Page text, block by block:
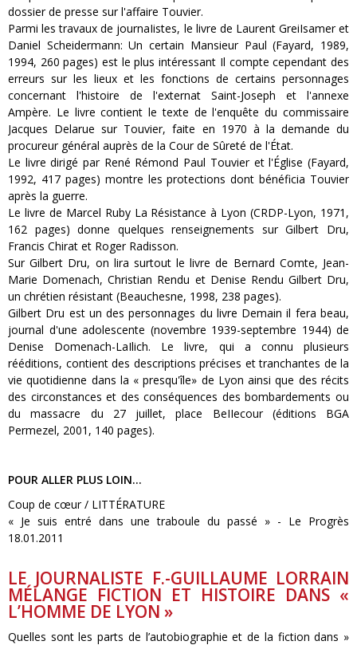
dossier de presse sur l'affaire Touvier.
Parmi les travaux de journaIistes, le livre de Laurent GreiIsamer et
Daniel Scheidermann: Un certain Mansieur Paul (Fayard, 1989,
1994, 260 pages) est le plus intéressant Il compte cependant des
erreurs sur les lieux et les fonctions de certains personnages
concernant l'histoire de l'externat Saint-Joseph et l'annexe
Ampère. Le livre contient le texte de l'enquête du commissaire
Jacques Delarue sur Touvier, faite en 1970 à la demande du
procureur général auprès de la Cour de Sûreté de l'État.
Le livre dirigé par René Rémond Paul Touvier et l'Église (Fayard,
1992, 417 pages) montre les protections dont bénéficia Touvier
après la guerre.
Le livre de Marcel Ruby La Résistance à Lyon (CRDP-Lyon, 1971,
162 pages) donne quelques renseignements sur Gilbert Dru,
Francis Chirat et Roger Radisson.
Sur Gilbert Dru, on lira surtout le livre de Bernard Comte, Jean-
Marie Domenach, Christian Rendu et Denise Rendu Gilbert Dru,
un chrétien résistant (Beauchesne, 1998, 238 pages).
Gilbert Dru est un des personnages du livre Demain il fera beau,
journal d'une adolescente (novembre 1939-septembre 1944) de
Denise Domenach-LaIlich. Le livre, qui a connu plusieurs
rééditions, contient des descriptions précises et tranchantes de la
vie quotidienne dans la « presqu'île» de Lyon ainsi que des récits
des circonstances et des conséquences des bombardements ou
du massacre du 27 juillet, place BeIIecour (éditions BGA
Permezel, 2001, 140 pages).
POUR ALLER PLUS LOIN...
Coup de cœur / LITTÉRATURE
« Je suis entré dans une traboule du passé » - Le Progrès
18.01.2011
LE JOURNALISTE F.-GUILLAUME LORRAIN
MÉLANGE FICTION ET HISTOIRE DANS «
L’HOMME DE LYON »
Quelles sont les parts de l’autobiographie et de la fiction dans »